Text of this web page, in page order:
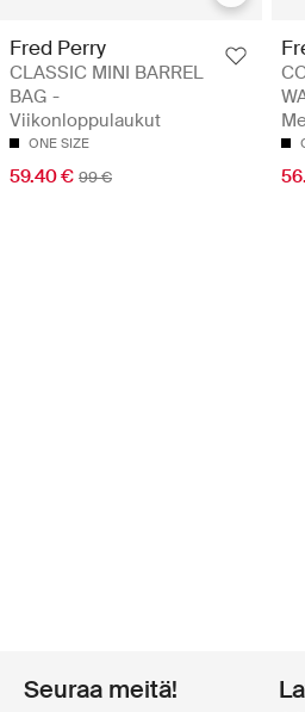
Fred Perry
CLASSIC MINI BARREL
BAG -
Viikonloppulaukut
ONE SIZE
59.40 € 99 €
Seuraa meitä!